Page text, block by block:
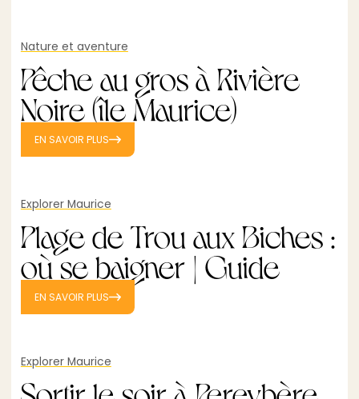
Nature et aventure
Pêche au gros à Rivière
Noire (île Maurice)
EN SAVOIR PLUS
Explorer Maurice
Plage de Trou aux Biches :
où se baigner | Guide
EN SAVOIR PLUS
Explorer Maurice